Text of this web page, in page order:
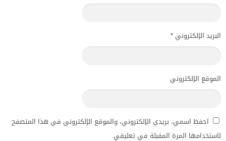
البريد الإلكتروني *
الموقع الإلكتروني
احفظ اسمي، بريدي الإلكتروني، والموقع الإلكتروني في هذا المتصفح
لاستخدامها المرة المقبلة في تعليقي.